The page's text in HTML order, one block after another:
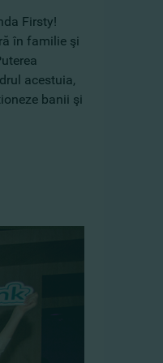
Firsty!
în familie şi
acestuia,
banii şi